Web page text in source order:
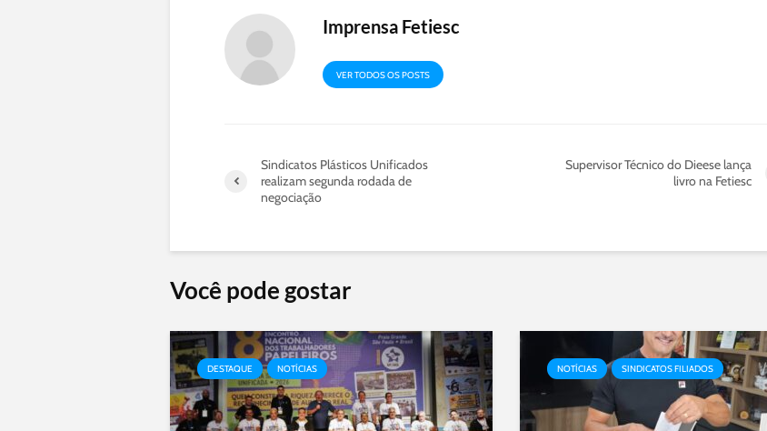
Imprensa Fetiesc
VER TODOS OS POSTS
Sindicatos Plásticos Unificados
realizam segunda rodada de
negociação
Supervisor Técnico do Dieese lança
livro na Fetiesc
Você pode gostar
DESTAQUE NOTÍCIAS NOTÍCIAS SINDICATOS FILIADOS